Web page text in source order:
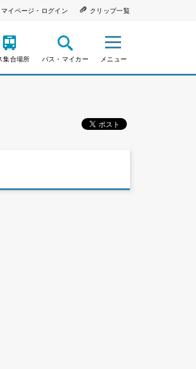
マイページ・ログイン クリップ一覧
集合場所 バス・マイカー メニュー